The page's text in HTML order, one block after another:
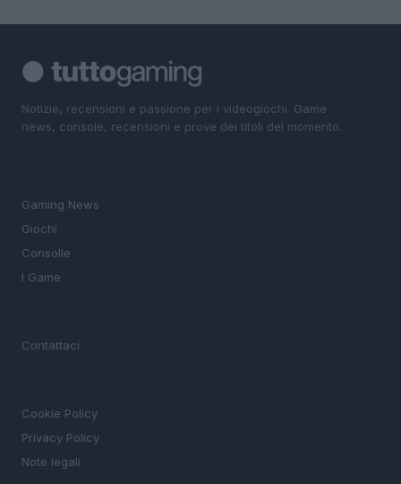
Notizie, recensioni e passione per i videogiochi. Game
news, console, recensioni e prove dei titoli del momento.
Gaming News
Giochi
Consolle
I Game
Contattaci
Cookie Policy
Privacy Policy
Note legali